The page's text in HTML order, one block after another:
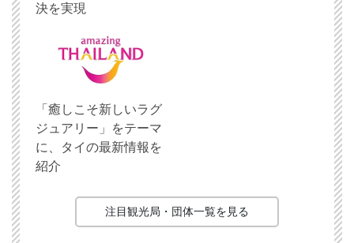
決を実現
「癒しこそ新しいラグ
ジュアリー」をテーマ
に、タイの最新情報を
紹介
注目観光局・団体一覧を見る